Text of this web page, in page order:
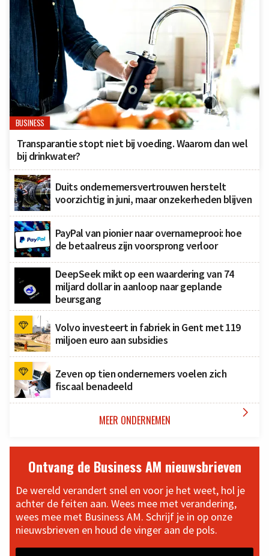
BUSINESS
Transparantie stopt niet bij voeding. Waarom dan wel
bij drinkwater?
Duits ondernemersvertrouwen herstelt
voorzichtig in juni, maar onzekerheden blijven
PayPal van pionier naar overnameprooi: hoe
de betaalreus zijn voorsprong verloor
DeepSeek mikt op een waardering van 74
miljard dollar in aanloop naar geplande
beursgang
Volvo investeert in fabriek in Gent met 119
miljoen euro aan subsidies
Zeven op tien ondernemers voelen zich
fiscaal benadeeld
MEER ONDERNEMEN 
Ontvang de Business AM nieuwsbrieven
De wereld verandert snel en voor je het weet, hol je
achter de feiten aan. Wees mee met verandering,
wees mee met Business AM. Schrijf je in op onze
nieuwsbrieven en houd de vinger aan de pols.